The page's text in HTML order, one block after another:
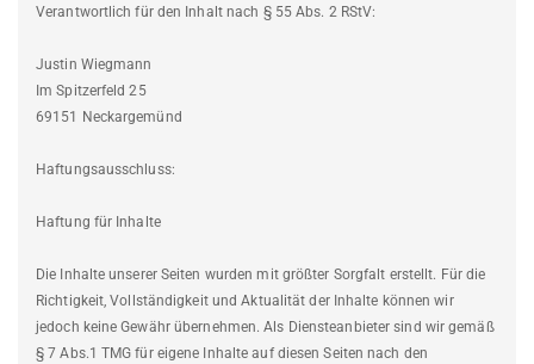
Verantwortlich für den Inhalt nach § 55 Abs. 2 RStV:
Justin Wiegmann
Im Spitzerfeld 25
69151 Neckargemünd
Haftungsausschluss:
Haftung für Inhalte
Die Inhalte unserer Seiten wurden mit größter Sorgfalt erstellt. Für die
Richtigkeit, Vollständigkeit und Aktualität der Inhalte können wir
jedoch keine Gewähr übernehmen. Als Diensteanbieter sind wir gemäß
§ 7 Abs.1 TMG für eigene Inhalte auf diesen Seiten nach den